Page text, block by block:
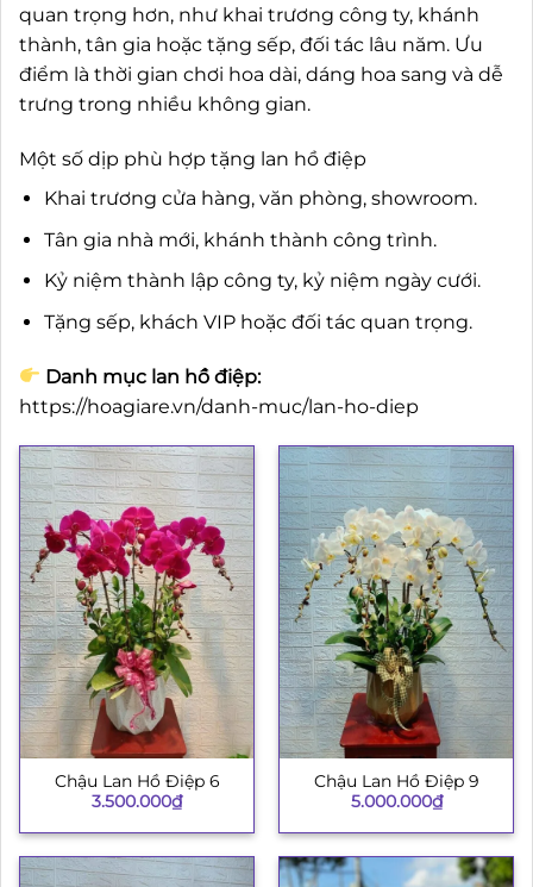
quan trọng hơn, như khai trương công ty, khánh
thành, tân gia hoặc tặng sếp, đối tác lâu năm. Ưu
điểm là thời gian chơi hoa dài, dáng hoa sang và dễ
trưng trong nhiều không gian.
Một số dịp phù hợp tặng lan hồ điệp
Khai trương cửa hàng, văn phòng, showroom.
Tân gia nhà mới, khánh thành công trình.
Kỷ niệm thành lập công ty, kỷ niệm ngày cưới.
Tặng sếp, khách VIP hoặc đối tác quan trọng.
Danh mục lan hồ điệp:
https://hoagiare.vn/danh-muc/lan-ho-diep
Chậu Lan Hồ Điệp 6
3.500.000₫
Chậu Lan Hồ Điệp 9
5.000.000₫